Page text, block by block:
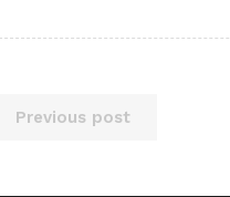
Previous post